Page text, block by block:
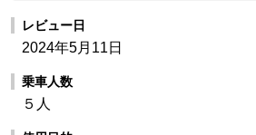
レビュー日
2024年5月11日
乗車人数
５人